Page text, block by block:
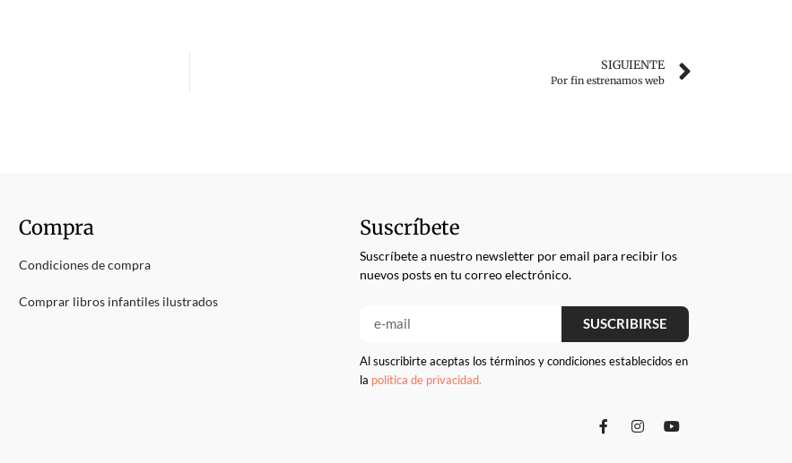
SIGUIENTE
Por fin estrenamos web
Compra
Condiciones de compra
Comprar libros infantiles ilustrados
Suscríbete
Suscríbete a nuestro newsletter por email para recibir los
nuevos posts en tu correo electrónico.
SUSCRIBIRSE
Al suscribirte aceptas los términos y condiciones establecidos en
la política de privacidad.